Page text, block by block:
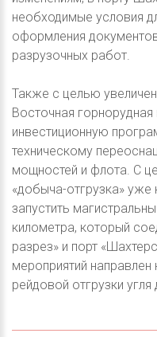
необходимые условия
оформления
разрузочных работ.
Также с целью
Восточная
инвестиционную
техническому
мощностей и флота. С
«добыча-отгрузка» уже
запустить
километра, который
разрез» и порт
мероприятий
рейдовой отгрузки